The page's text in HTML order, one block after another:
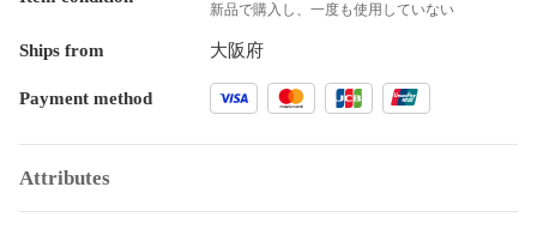
新品で購入し、一度も使用していない
Ships from 大阪府
Payment method
Attributes